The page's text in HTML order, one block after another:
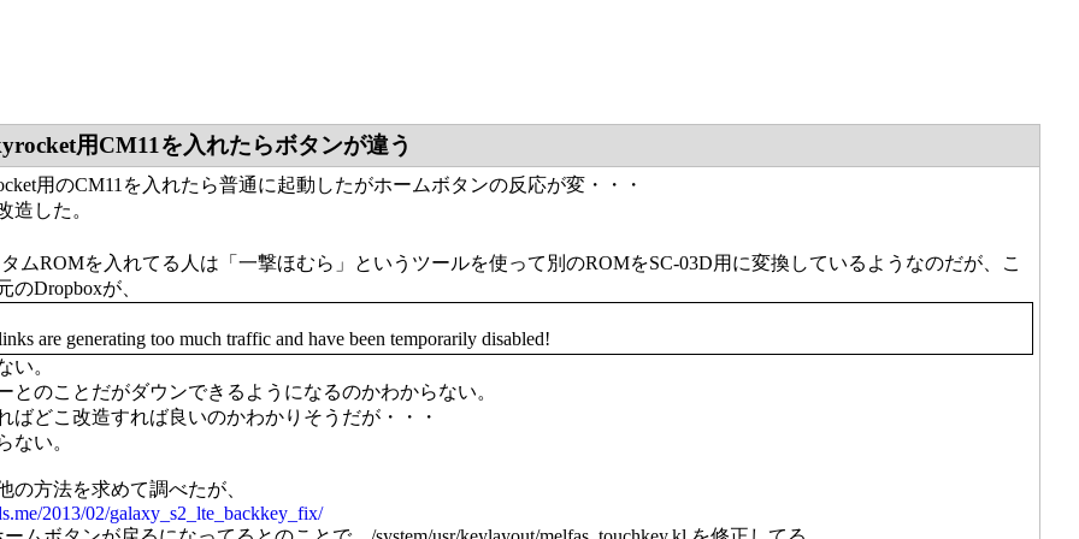
用CM11を入れたらボタンが違う
用のCM11を入れたら普通に起動したがホームボタンの反応が変・・・
造した。
ムROMを入れてる人は「一撃ほむら」というツールを使って別のROMをSC-03D用に変換しているようなのだが、こ
のDropboxが、
are generating too much traffic and have been temporarily disabled!
い。
とのことだがダウンできるようになるのかわからない。
ばどこ改造すれば良いのかわかりそうだが・・・
ない。
の方法を求めて調べたが、
2013/02/galaxy_s2_lte_backkey_fix/